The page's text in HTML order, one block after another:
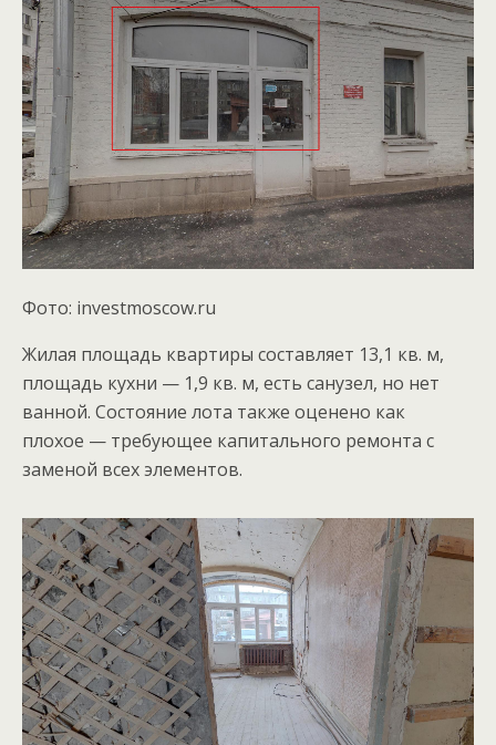
Фото: investmoscow.ru
Жилая площадь квартиры составляет 13,1 кв. м,
площадь кухни — 1,9 кв. м, есть санузел, но нет
ванной. Состояние лота также оценено как
плохое — требующее капитального ремонта с
заменой всех элементов.